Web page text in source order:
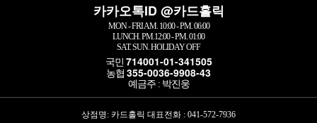
카카오톡ID @카드홀릭
MON - FRI AM. 10:00 - PM. 06:00
LUNCH. PM.12:00 - PM. 01:00
SAT. SUN. HOLIDAY OFF
국민 714001-01-341505
농협 355-0036-9908-43
예금주 : 박진웅
상점명: 카드홀릭 대표전화 : 041-572-7936